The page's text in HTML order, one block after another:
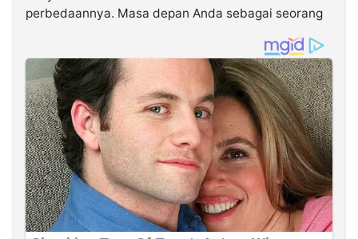
perbedaannya. Masa depan Anda sebagai seorang